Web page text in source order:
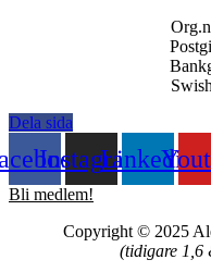
Dela sida
InstagramLinkedin
Bli medlem!
Copyright © 2025
(tidigare 1,6